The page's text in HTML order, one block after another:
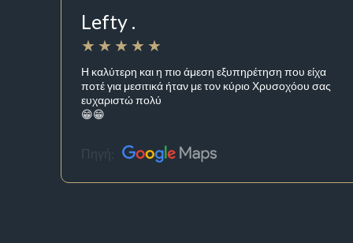
Lefty .
Η καλύτερη και η πιο άμεση εξυπηρέτηση που είχα
ποτέ για μεσιτικά ήταν με τον κύριο Χρυσοχόου σας
ευχαριστώ πολύ
😁😁
Πηγή: